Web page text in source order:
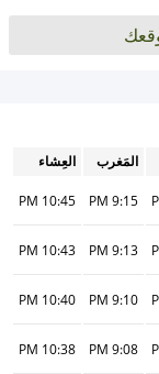
المَغرب
العِشاء
9:15 PM
10:45 PM
9:13 PM
10:43 PM
9:10 PM
10:40 PM
9:08 PM
10:38 PM